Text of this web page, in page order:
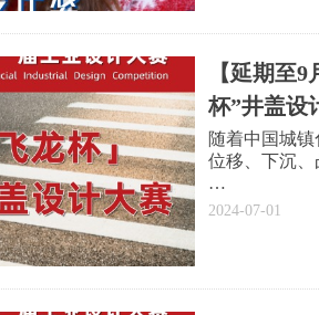
【延期至9
杯”井盖设
随着中国城
位移、下沉、
传统的市政
2024-07-01